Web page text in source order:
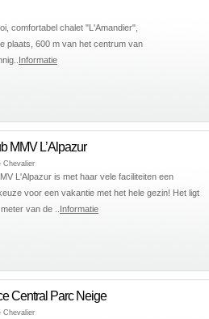
comfortabel chalet "L'Amandier",
plaats, 600 m van het centrum van
Informatie
MMV L’Alpazur
Chevalier
L'Alpazur is met haar vele faciliteiten een
voor een vakantie met het hele gezin! Het ligt
van de .. Informatie
Central Parc Neige
Chevalier